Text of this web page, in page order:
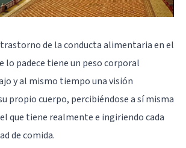
de la conducta alimentaria en el
lo padece tiene un peso corporal
y al mismo tiempo una visión
propio cuerpo, percibiéndose a sí misma
que tiene realmente e ingiriendo cada
de comida.